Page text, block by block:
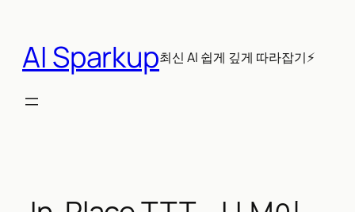
AI Sparkup최신 AI 쉽게 깊게 따라잡기⚡